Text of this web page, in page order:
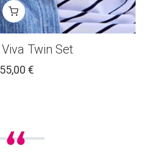
Twin Set
55,00 €